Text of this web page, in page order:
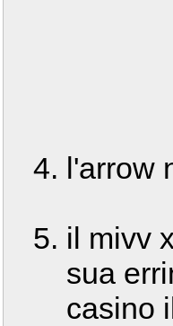
l'arrow
il mivv
sua
casino